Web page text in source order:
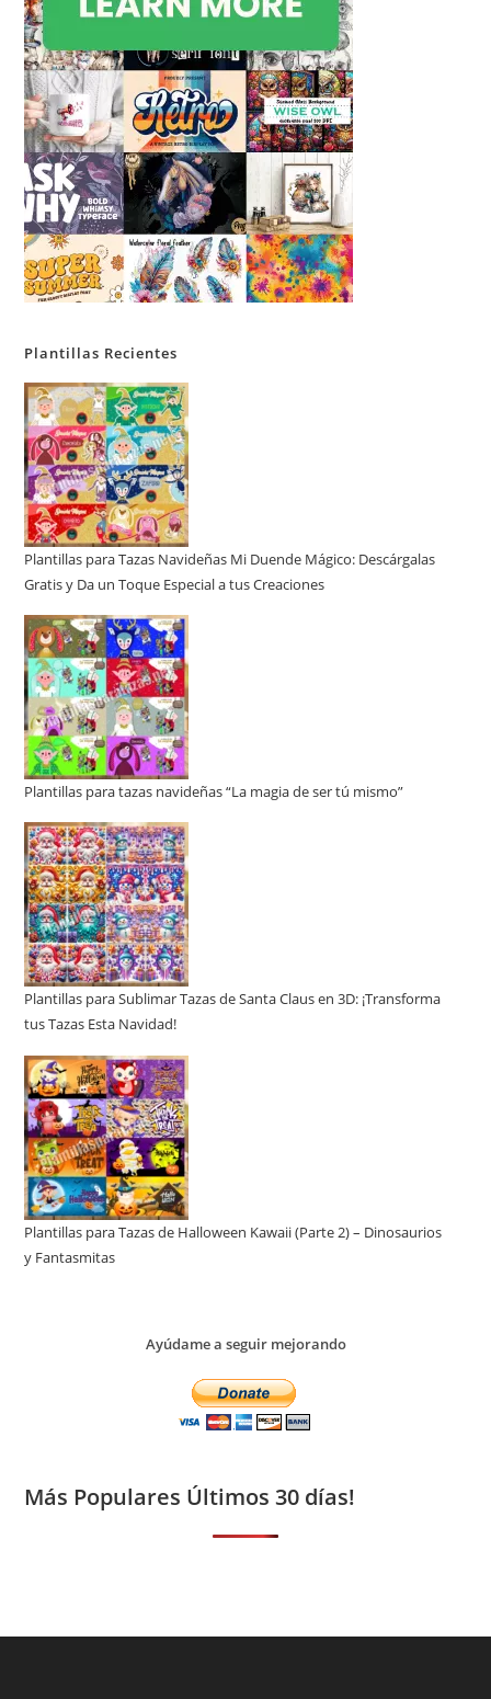
Plantillas Recientes
Plantillas para Tazas Navideñas Mi Duende Mágico: Descárgalas
Gratis y Da un Toque Especial a tus Creaciones
Plantillas para tazas navideñas “La magia de ser tú mismo”
Plantillas para Sublimar Tazas de Santa Claus en 3D: ¡Transforma
tus Tazas Esta Navidad!
Plantillas para Tazas de Halloween Kawaii (Parte 2) – Dinosaurios
y Fantasmitas
Ayúdame a seguir mejorando
Más Populares Últimos 30 días!